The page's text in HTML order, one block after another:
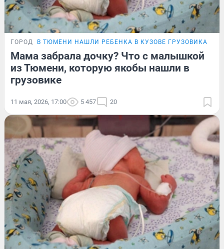
ГОРОД В ТЮМЕНИ НАШЛИ РЕБЕНКА В КУЗОВЕ ГРУЗОВИКА
Мама забрала дочку? Что с малышкой
из Тюмени, которую якобы нашли в
грузовике
11 мая, 2026, 17:00 5 457 20